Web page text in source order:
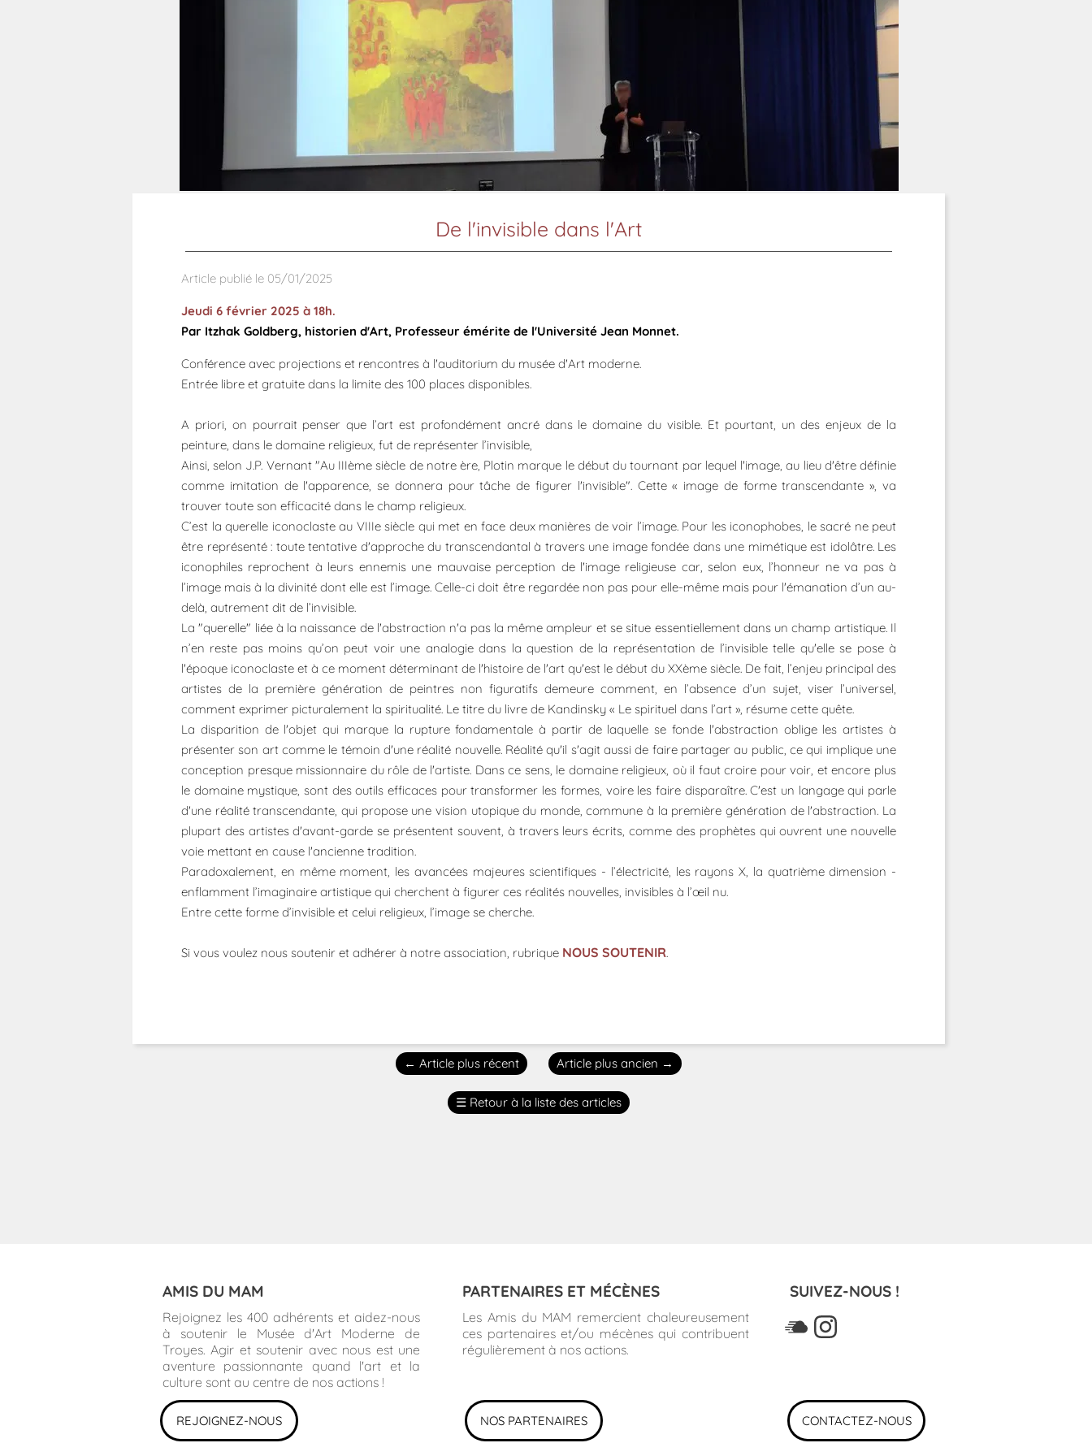
AMIS DU MAM
Rejoignez les 400 adhérents et aidez-nous
à soutenir le Musée d'Art Moderne de
Troyes. Agir et soutenir avec nous est une
aventure passionnante quand l'art et la
culture sont au centre de nos actions !
SUIVEZ-NOUS !
REJOIGNEZ-NOUS CONTACTEZ-NOUS
PARTENAIRES ET MÉCÈNES
Les Amis du MAM remercient chaleureusement
ces partenaires et/ou mécènes qui contribuent
régulièrement à nos actions.
NOS PARTENAIRES
De l'invisible dans l'Art
Article publié le 05/01/2025
Jeudi 6 février 2025 à 18h.
Par Itzhak Goldberg, historien d'Art, Professeur émérite de l'Université Jean Monnet.
Conférence avec projections et rencontres à l'auditorium du musée d'Art moderne.
Entrée libre et gratuite dans la limite des 100 places disponibles.
A priori, on pourrait penser que l’art est profondément ancré dans le domaine du visible. Et pourtant, un des enjeux de la
peinture, dans le domaine religieux, fut de représenter l’invisible,
Ainsi, selon J.P. Vernant "Au IIIème siècle de notre ère, Plotin marque le début du tournant par lequel l'image, au lieu d'être définie
comme imitation de l'apparence, se donnera pour tâche de figurer l'invisible". Cette « image de forme transcendante », va
trouver toute son efficacité dans le champ religieux.
C’est la querelle iconoclaste au VIIIe siècle qui met en face deux manières de voir l’image. Pour les iconophobes, le sacré ne peut
être représenté : toute tentative d'approche du transcendantal à travers une image fondée dans une mimétique est idolâtre. Les
iconophiles reprochent à leurs ennemis une mauvaise perception de l'image religieuse car, selon eux, l’honneur ne va pas à
l’image mais à la divinité dont elle est l’image. Celle-ci doit être regardée non pas pour elle-même mais pour l'émanation d’un au-
delà, autrement dit de l’invisible.
La "querelle" liée à la naissance de l'abstraction n'a pas la même ampleur et se situe essentiellement dans un champ artistique. Il
n’en reste pas moins qu’on peut voir une analogie dans la question de la représentation de l’invisible telle qu'elle se pose à
l'époque iconoclaste et à ce moment déterminant de l'histoire de l'art qu'est le début du XXème siècle. De fait, l’enjeu principal des
artistes de la première génération de peintres non figuratifs demeure comment, en l’absence d’un sujet, viser l’universel,
comment exprimer picturalement la spiritualité. Le titre du livre de Kandinsky « Le spirituel dans l’art », résume cette quête.
La disparition de l'objet qui marque la rupture fondamentale à partir de laquelle se fonde l'abstraction oblige les artistes à
présenter son art comme le témoin d'une réalité nouvelle. Réalité qu'il s'agit aussi de faire partager au public, ce qui implique une
conception presque missionnaire du rôle de l'artiste. Dans ce sens, le domaine religieux, où il faut croire pour voir, et encore plus
le domaine mystique, sont des outils efficaces pour transformer les formes, voire les faire disparaître. C'est un langage qui parle
d'une réalité transcendante, qui propose une vision utopique du monde, commune à la première génération de l'abstraction. La
plupart des artistes d'avant-garde se présentent souvent, à travers leurs écrits, comme des prophètes qui ouvrent une nouvelle
voie mettant en cause l'ancienne tradition.
Paradoxalement, en même moment, les avancées majeures scientifiques - l’électricité, les rayons X, la quatrième dimension -
enflamment l’imaginaire artistique qui cherchent à figurer ces réalités nouvelles, invisibles à l’œil nu.
Entre cette forme d’invisible et celui religieux, l’image se cherche.
Si vous voulez nous soutenir et adhérer à notre association, rubrique NOUS SOUTENIR.
← Article plus récent Article plus ancien →
☰ Retour à la liste des articles